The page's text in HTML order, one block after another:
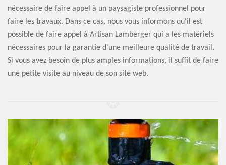
nécessaire de faire appel à un paysagiste professionnel pour
faire les travaux. Dans ce cas, nous vous informons qu'il est
possible de faire appel à Artisan Lamberger qui a les matériels
nécessaires pour la garantie d'une meilleure qualité de travail.
Si vous avez besoin de plus amples informations, il suffit de faire
une petite visite au niveau de son site web.